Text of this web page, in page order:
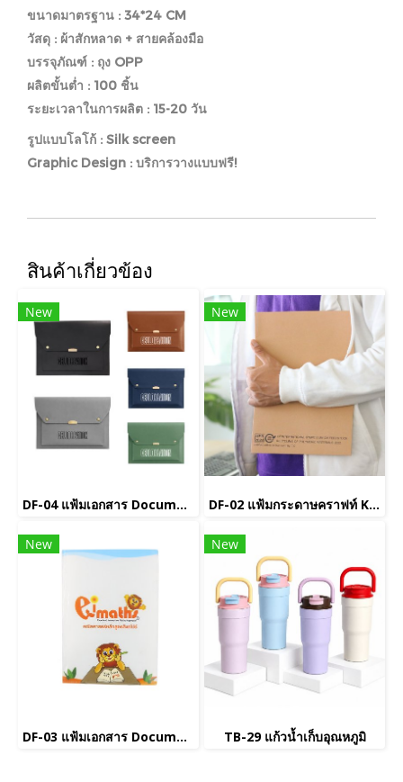
ขนาดมาตรฐาน : 34*24 CM
วัสดุ : ผ้าสักหลาด + สายคล้องมือ
บรรจุภัณฑ์ : ถุง OPP
ผลิตขั้นต่ำ : 100 ชิ้น
ระยะเวลาในการผลิต : 15-20 วัน
รูปแบบโลโก้ : Silk screen
Graphic Design : บริการวางแบบฟรี!
สินค้าเกี่ยวข้อง
New
DF-04 แฟ้มเอกสาร Document folder
New
DF-02 แฟ้มกระดาษคราฟท์ Kraft Folder
New
DF-03 แฟ้มเอกสาร Document folder
New
TB-29 แก้วน้ำเก็บอุณหภูมิ